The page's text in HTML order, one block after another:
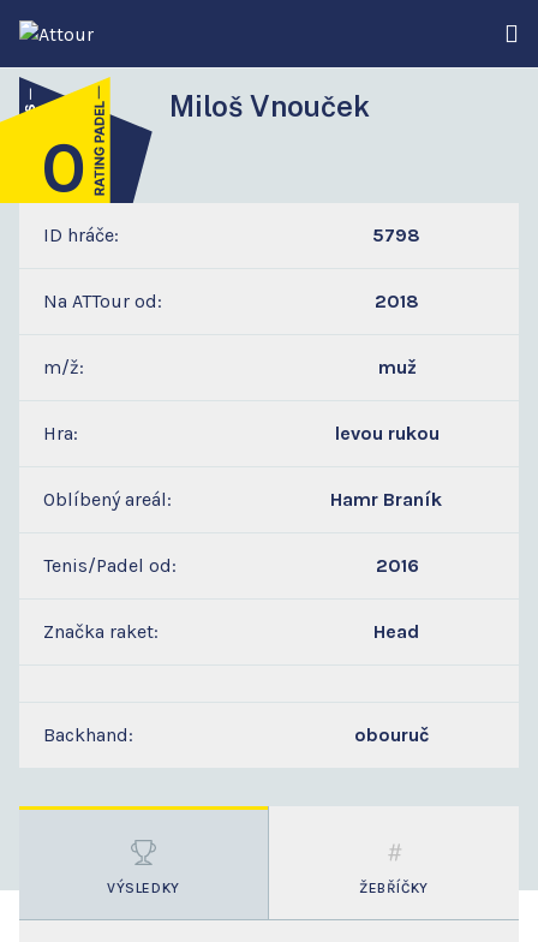
Miloš Vnouček
2
0
ID hráče: 5798
Na ATTour od: 2018
m/ž: muž
Hra: levou rukou
Oblíbený areál: Hamr Braník
Tenis/Padel od: 2016
Značka raket: Head
Backhand: obouruč
VÝSLEDKY ŽEBŘÍČKY